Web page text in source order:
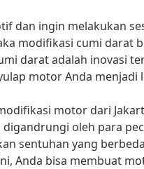
dan ingin melakukan
modifikasi cumi darat
darat adalah inovasi
motor Anda menjadi
motor dari
oleh para
sentuhan yang
Anda bisa membuat